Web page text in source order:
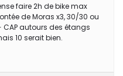
faire 2h de bike max
de Moras x3, 30/30 ou
CAP autours des étangs
10 serait bien.